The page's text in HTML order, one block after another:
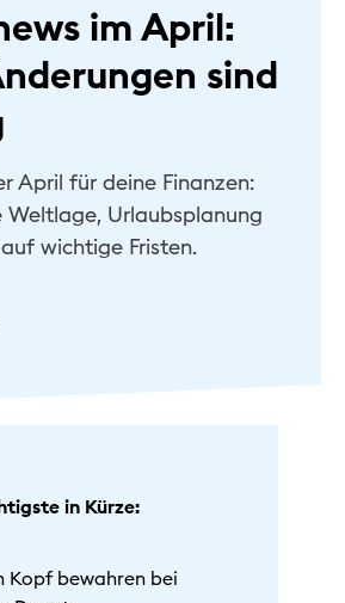
im April:
sind
April für deine Finanzen:
Urlaubsplanung
wichtige Fristen.
in Kürze:
Kopf bewahren bei